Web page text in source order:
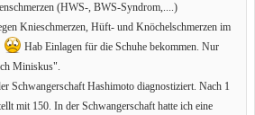
(HWS-, BWS-Syndrom,....)
Knieschmerzen, Hüft- und Knöchelschmerzen im
Hab Einlagen für die Schuhe bekommen. Nur
Miniskus".
Schwangerschaft Hashimoto diagnostiziert. Nach 1
mit 150. In der Schwangerschaft hatte ich eine